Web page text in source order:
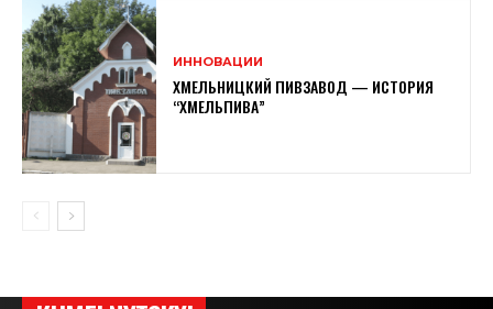
ИННОВАЦИИ
ХМЕЛЬНИЦКИЙ ПИВЗАВОД — ИСТОРИЯ
“ХМЕЛЬПИВА”